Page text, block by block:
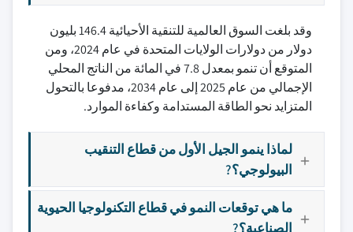
وقد بلغت السوق العالمية للتنقية الأحيائية 146.4 بليون
دولار من دولارات الولايات المتحدة في عام 2024، ومن
المتوقع أن تنمو بمعدل 7.8 في المائة من الناتج المحلي
الإجمالي من عام 2025 إلى عام 2034، مدفوعا بالتحول
المتزايد نحو الطاقة المستدامة وكفاءة الموارد.
لماذا ينمو الجيل الأول من قطاع التنقيب
البيولوجي؟?
ما هي توقعات النمو في قطاع التكنولوجيا الحيوية
الصناعية؟?